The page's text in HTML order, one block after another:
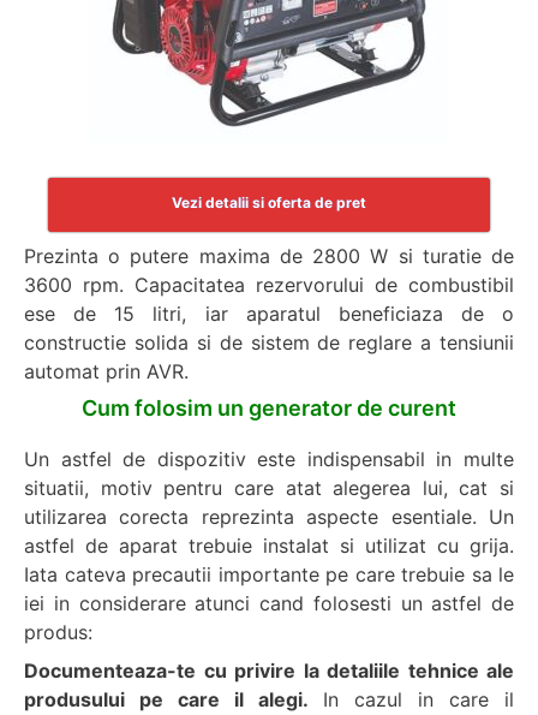
Vezi detalii si oferta de pret
Prezinta o putere maxima de 2800 W si turatie de
3600 rpm. Capacitatea rezervorului de combustibil
ese de 15 litri, iar aparatul beneficiaza de o
constructie solida si de sistem de reglare a tensiunii
automat prin AVR.
Cum folosim un generator de curent
Un astfel de dispozitiv este indispensabil in multe
situatii, motiv pentru care atat alegerea lui, cat si
utilizarea corecta reprezinta aspecte esentiale. Un
astfel de aparat trebuie instalat si utilizat cu grija.
Iata cateva precautii importante pe care trebuie sa le
iei in considerare atunci cand folosesti un astfel de
produs:
Documenteaza-te cu privire la detaliile tehnice ale
produsului pe care il alegi. In cazul in care il